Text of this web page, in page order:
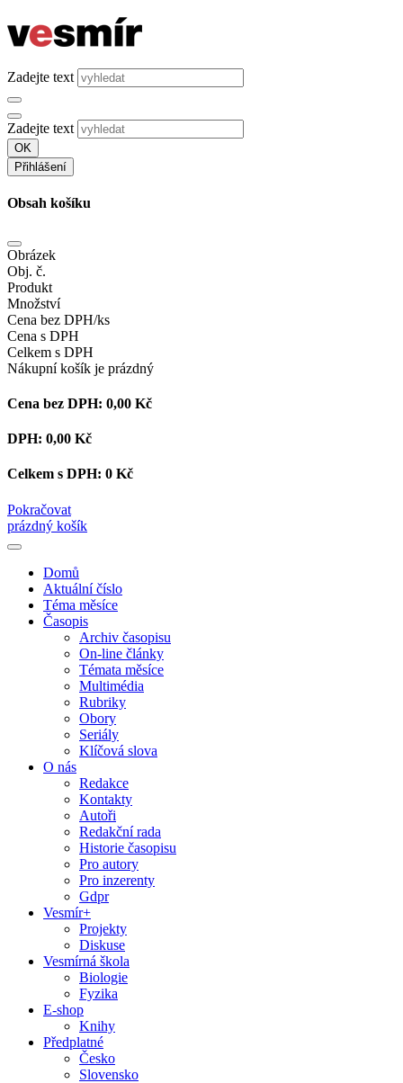
Zadejte text
Zadejte text
OK
Přihlášení
Obsah košíku
Obrázek
Obj. č.
Produkt
Množství
Cena bez DPH/ks
Cena s DPH
Celkem s DPH
Nákupní košík je prázdný
Cena bez DPH: 0,00 Kč
DPH: 0,00 Kč
Celkem s DPH: 0 Kč
Pokračovat
prázdný košík
Domů
Aktuální číslo
Téma měsíce
Časopis
Archiv časopisu
On-line články
Témata měsíce
Multimédia
Rubriky
Obory
Seriály
Klíčová slova
O nás
Redakce
Kontakty
Autoři
Redakční rada
Historie časopisu
Pro autory
Pro inzerenty
Gdpr
Vesmír+
Projekty
Diskuse
Vesmírná škola
Biologie
Fyzika
E-shop
Knihy
Předplatné
Česko
Slovensko